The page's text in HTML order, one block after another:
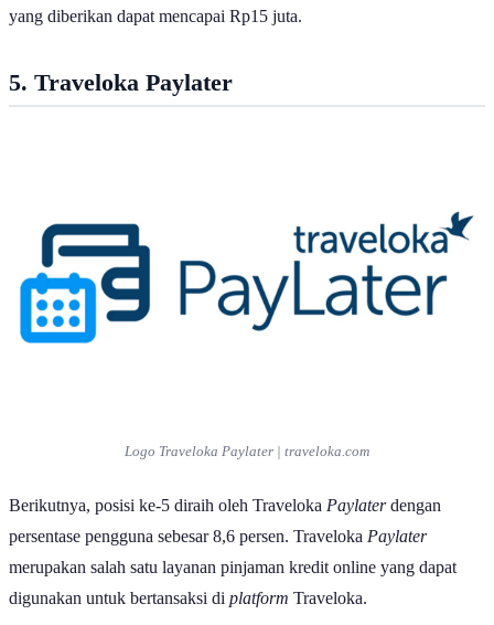
yang diberikan dapat mencapai Rp15 juta.
5. Traveloka Paylater
Logo Traveloka Paylater | traveloka.com
Berikutnya, posisi ke-5 diraih oleh Traveloka Paylaterdengan
persentase pengguna sebesar 8,6 persen. Traveloka Paylater
merupakan salah satu layanan pinjaman kredit online yang dapat
digunakan untuk bertansaksi di platform Traveloka.